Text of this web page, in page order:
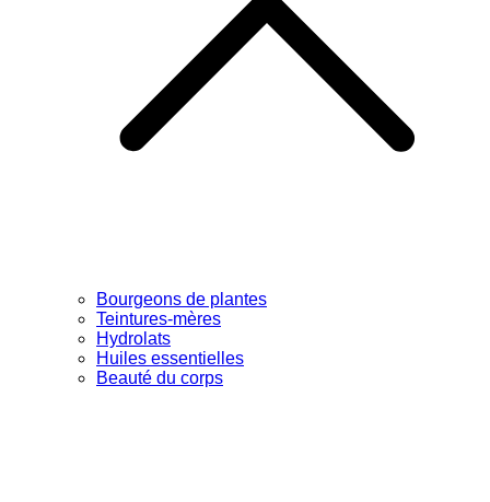
Bourgeons de plantes
Teintures-mères
Hydrolats
Huiles essentielles
Beauté du corps